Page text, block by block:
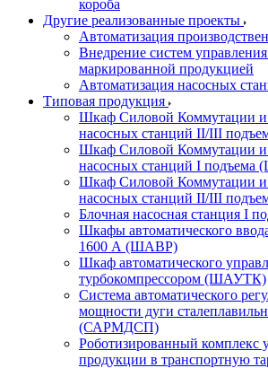
короба
Другие реализованные проекты
Автоматизация
Внедрение систем
маркированной продукцией
Автоматизация насосных
Типовая продукция
Шкаф Силовой Коммутации и
насосных станций II/III
Шкаф Силовой Коммутации и
насосных станций I
Шкаф Силовой Коммутации и
насосных станций II/III
Блочная насосная станция I
Шкафы автоматического
1600 А (ШАВР)
Шкаф автоматического
турбокомпрессором (ШАУТК)
Система автоматического
мощности дуги
(САРМДСП)
Роботизированный комплекс
продукции в транспортную